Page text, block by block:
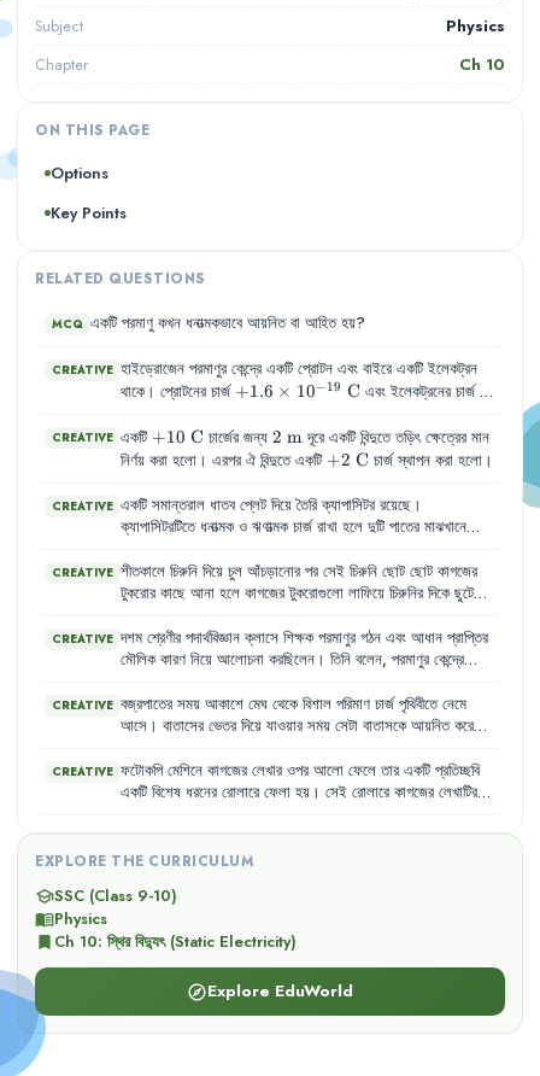
Subject Physics
Chapter Ch 10
ON THIS PAGE
Options
Key Points
RELATED QUESTIONS
MCQ একটি পরমাণু কখন ধনাত্মকভাবে আয়নিত বা আহিত হয়?
CREATIVE হাইড্রোজেন পরমাণুর কেন্দ্রে একটি প্রোটন এবং বাইরে একটি ইলেকট্রন
থাকে। প্রোটনের চার্জ +1.6 \times
C}
+1.6 × 10−19 C এবং ইলেকট্রনের চার্জ-1.6
10^{-
C}
0.5 \times
10^{-8}\text{
0.5 × 10 −8 m।
CREATIVE একটি +10\text{
C}
+10 C চার্জের জন্য 2\text{
m}
2 mদূরে একটি বিন্দুতে তড়িৎ ক্ষেত্রের মান
নির্ণয় করা হলো। এরপর ঐ বিন্দুতে একটি +2\text{
+2 C চার্জ স্থাপন করা হলো।
CREATIVE একটি সমান্তরাল ধাতব প্লেট দিয়ে তৈরি ক্যাপাসিটর রয়েছে ।
ক্যাপাসিটরটিতে ধনাত্মক ও ঋণাত্মক চার্জ রাখা হলে দুটি পাতের মাঝখানে
CREATIVE শীতকালে চিরুনি দিয়ে চুল আঁচড়ানোর পর সেই চিরুনি ছোট ছোট কাগজের
টুকরোর কাছে আনা হলে কাগজের টুকরোগুলো লাফিয়ে চিরুনির দিকে ছুটে
প্রকম্পিত করে প্রচণ্ড শব্দে বজ্রপাত হয়। এই দুটো বিষয়ের জন্য দায়ী
স্থির বিদ্যুৎ। আমাদের চারপাশের সবকিছুই আসলে অণু-পরমাণু দিয়ে তৈরি
বিচরণশীল। ইলেকট্রনের ঋণাত্মক চার্জ এবং নিউক্লিয়াসের চার্জ ধনাত্মক
কোনো প্রক্রিয়ায় যদি পরমাণুর এক বা একাধিক ইলেকট্রনকে আলাদা করে
CREATIVE দশম শ্রেণীর পদার্থবিজ্ঞান ক্লাসে শিক্ষক পরমাণুর গঠন এবং আধান প্রাপ্তির
মৌলিক কারণ নিয়ে আলোচনা করছিলেন । তিনি বলেন, পরমাণুর কেন্দ্রে
CREATIVE বজ্রপাতের সময় আকাশে মেঘ থেকে বিশাল পরিমাণ চার্জ পৃথিবীতে নেমে
আসে । বাতাসের ভেতর দিয়ে যাওয়ার সময় সেটা বাতাসকে আয়নিত করে
পরিমাণ চার্জ যেখানে হাজির হয়, সেখানে ভয়ংকর ক্ষতি হতে পারে ।
CREATIVE ফটোকপি মেশিনে কাগজের লেখার ওপর আলো ফেলে তার একটি প্রতিচ্ছবি
একটি বিশেষ ধরনের রোলারে ফেলা হয় । সেই রোলারে কাগজের লেখাটির
মতো সূক্ষ্ম কালির সংস্পর্শে আনা হলে যেখানে যেখানে চার্জ জমা হয়েছে
সেখানে কালো কালি লেগে
EXPLORE THE CURRICULUM
schoolSSC (Class 9-10)
menu_bookPhysics
bookmark Ch 10: স্থির বিদ্যুৎ (Static Electricity)
exploreExplore EduWorld